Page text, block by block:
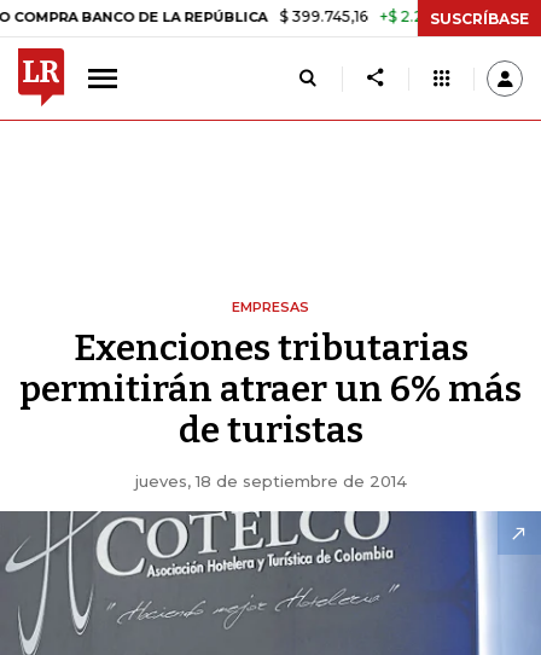
BANCO DE LA REPÚBLICA $ 399.745,16 +$ 2.295,71 +0,58% TASA
SUSCRÍBASE
EMPRESAS
Exenciones tributarias
permitirán atraer un 6% más
de turistas
jueves, 18 de septiembre de 2014